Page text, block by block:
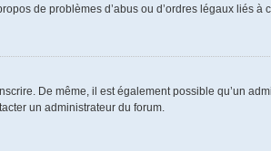
de problèmes d’abus ou d’ordres légaux liés à
De même, il est également possible qu’un
un administrateur du forum.